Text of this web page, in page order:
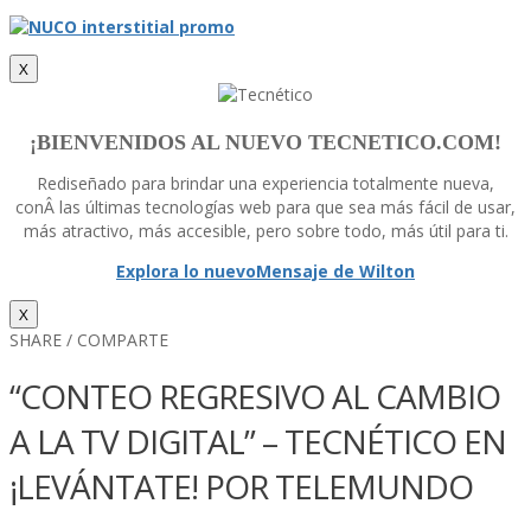
X
¡BIENVENIDOS AL NUEVO TECNETICO.COM!
Rediseñado para brindar una experiencia totalmente nueva,
conÂ las últimas tecnologí­as web para que sea más fácil de usar,
más atractivo, más accesible, pero sobre todo, más útil para ti.
Explora lo nuevoMensaje de Wilton
X
SHARE / COMPARTE
“CONTEO REGRESIVO AL CAMBIO
A LA TV DIGITAL” – TECNÉTICO EN
¡LEVÁNTATE! POR TELEMUNDO